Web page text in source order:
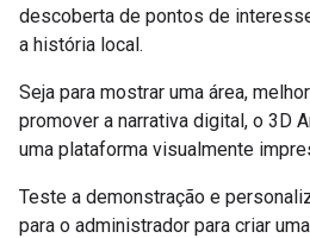
descoberta de pontos de
a história local.
Seja para mostrar uma área,
promover a narrativa digital, o 3D
uma plataforma visualmente
Teste a demonstração e
para o administrador para criar